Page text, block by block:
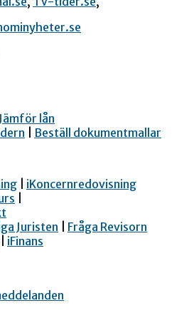
Jämför lån
Beställ dokumentmallar
iKoncernredovisning
Juristen
Fråga Revisorn
iFinans